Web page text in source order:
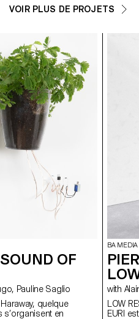
VOIR PLUS DE PROJETS
OF
Pauline Saglio
quelque
en
BA
LOW
EURI